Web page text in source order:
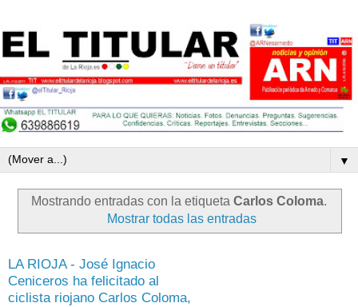
▼
Mostrando entradas con la etiqueta Carlos Coloma.
Mostrar todas las entradas
LA RIOJA - José Ignacio
Ceniceros ha felicitado al
ciclista riojano Carlos Coloma,